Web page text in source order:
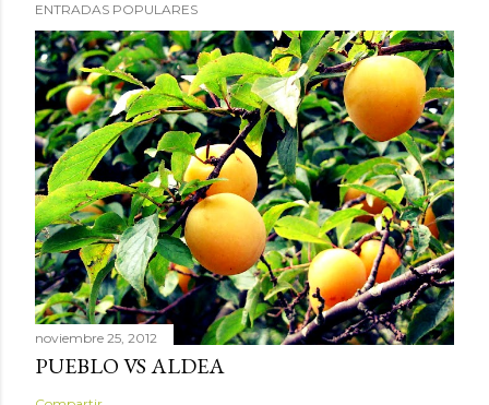
ENTRADAS POPULARES
noviembre 25, 2012
PUEBLO VS ALDEA